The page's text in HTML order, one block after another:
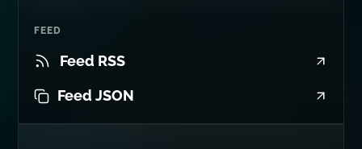
FEED
Feed RSS
Feed JSON